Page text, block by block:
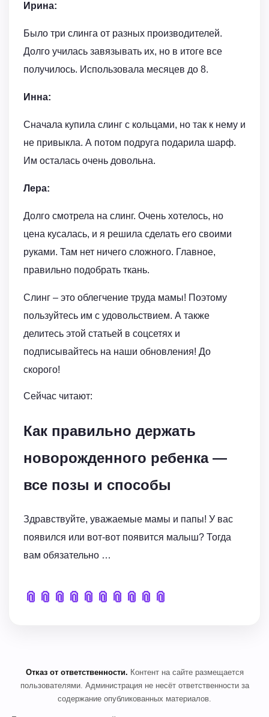
Ирина:
Было три слинга от разных производителей.
Долго училась завязывать их, но в итоге все
получилось. Использовала месяцев до 8.
Инна:
Сначала купила слинг с кольцами, но так к нему и
не привыкла. А потом подруга подарила шарф.
Им осталась очень довольна.
Лера:
Долго смотрела на слинг. Очень хотелось, но
цена кусалась, и я решила сделать его своими
руками. Там нет ничего сложного. Главное,
правильно подобрать ткань.
Слинг – это облегчение труда мамы! Поэтому
пользуйтесь им с удовольствием. А также
делитесь этой статьей в соцсетях и
подписывайтесь на наши обновления! До
скорого!
Сейчас читают:
Как правильно держать
новорожденного ребенка —
все позы и способы
Здравствуйте, уважаемые мамы и папы! У вас
появился или вот-вот появится малыш? Тогда
вам обязательно …
📎 📎 📎 📎 📎 📎 📎 📎 📎 📎
Отказ от ответственности. Контент на сайте размещается
пользователями. Администрация не несёт ответственности за
содержание опубликованных материалов.